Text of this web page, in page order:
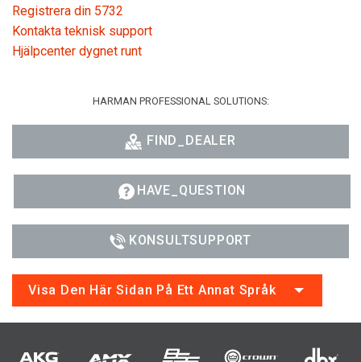
Registrera din 5732
Kontakta teknisk support
Hjälpcenter dygnet runt
HARMAN PROFESSIONAL SOLUTIONS:
FIND_DEALER
HAVE_QUESTION
KONSULTSUPPORT
Visa Den Här Sidan På Ett Annat Språk